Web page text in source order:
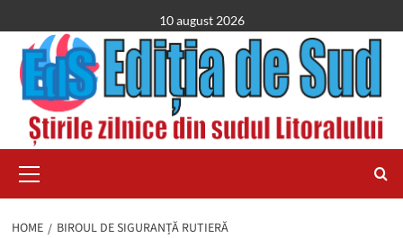
to
content
10 august 2026
Menu
HOME BIROUL DE SIGURANȚĂ RUTIERĂ